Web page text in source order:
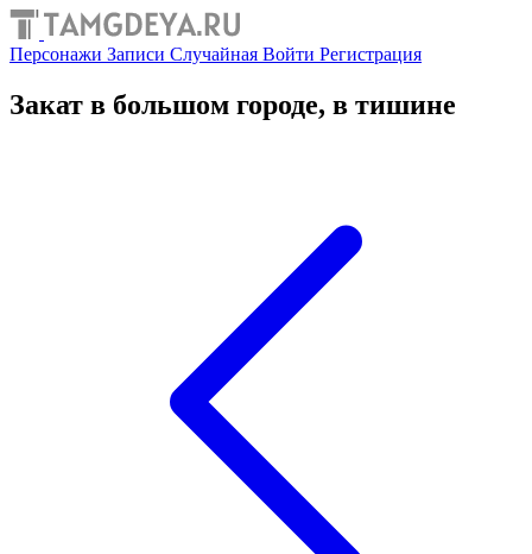
Персонажи Записи Случайная Войти Регистрация
Закат в большом городе, в тишине